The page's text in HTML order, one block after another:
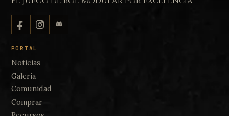
PORTAL
Noticias
Galeria
Comunidad
Comprar